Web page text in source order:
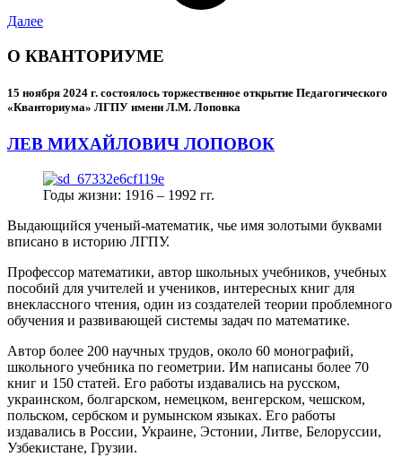
Далее
О КВАНТОРИУМЕ
15 ноября 2024 г. состоялось торжественное открытие Педагогического
«Кванториума» ЛГПУ имени Л.М. Лоповка
ЛЕВ МИХАЙЛОВИЧ ЛОПОВОК
Годы жизни: 1916 – 1992 гг.
Выдающийся ученый-математик, чье имя золотыми буквами
вписано в историю ЛГПУ.
Профессор математики, автор школьных учебников, учебных
пособий для учителей и учеников, интересных книг для
внеклассного чтения, один из создателей теории проблемного
обучения и развивающей системы задач по математике.
Автор более 200 научных трудов, около 60 монографий,
школьного учебника по геометрии. Им написаны более 70
книг и 150 статей. Его работы издавались на русском,
украинском, болгарском, немецком, венгерском, чешском,
польском, сербском и румынском языках. Его работы
издавались в России, Украине, Эстонии, Литве, Белоруссии,
Узбекистане, Грузии.